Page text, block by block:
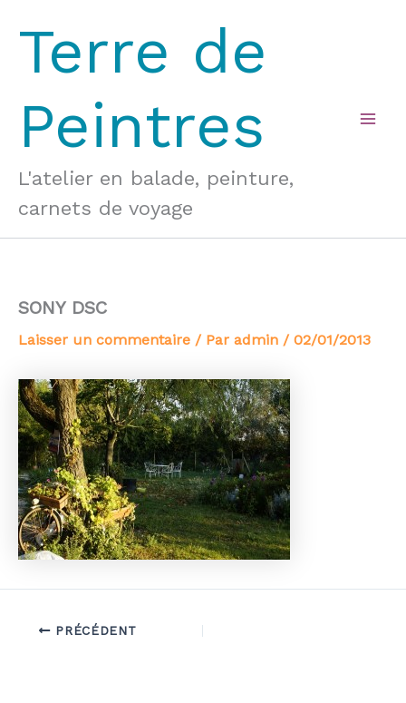
contenu
Terre de
Peintres
L'atelier en balade, peinture,
carnets de voyage
SONY DSC
Laisser un commentaire / Par admin / 02/01/2013
PRÉCÉDENT